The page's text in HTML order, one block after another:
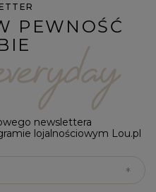
PEWNOŚĆ
newslettera
lojalnościowym Lou.pl